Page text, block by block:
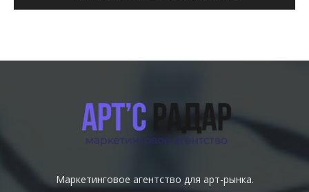
Маркетинговое агентство для арт-рынка.